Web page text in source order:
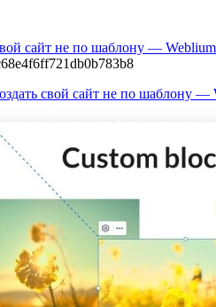
сайт не по шаблону —
свой сайт не по шаблону